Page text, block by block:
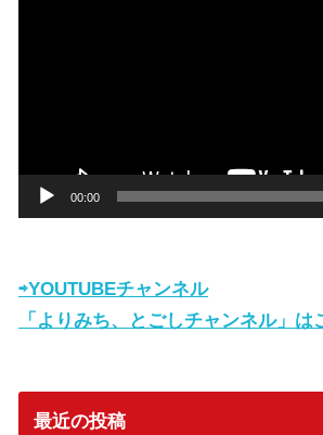
00:00
⇨YOUTUBEチャンネル
「よりみち、とごしチャンネル」は
最近の投稿